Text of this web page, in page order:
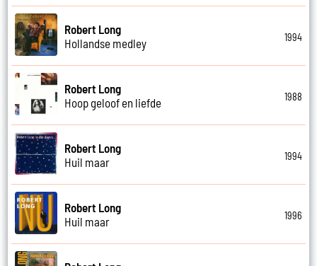
Robert Long
Hollandse medley
1994
Robert Long
Hoop geloof en liefde
1988
Robert Long
Huil maar
1994
Robert Long
Huil maar
1996